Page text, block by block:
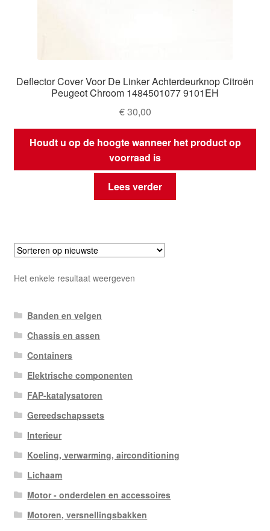
Deflector Cover Voor De Linker Achterdeurknop Citroën
Peugeot Chroom 1484501077 9101EH
€30,00
Houdt u op de hoogte wanneer het product op
voorraad is
Lees verder
Het enkele resultaat weergeven
Banden en velgen
Chassis en assen
Containers
Elektrische componenten
FAP-katalysatoren
Gereedschapssets
Interieur
Koeling, verwarming, airconditioning
Lichaam
Motor - onderdelen en accessoires
Motoren, versnellingsbakken